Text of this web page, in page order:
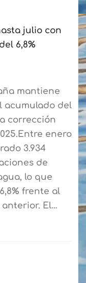
julio con
6,8%
mantiene
acumulado del
corrección
enero
3.934
de
lo que
frente al
El…